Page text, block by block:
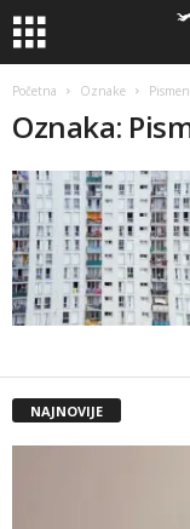
Početna Oznake
Oznaka:
NAJNOVIJE